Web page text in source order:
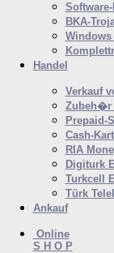
BKA-
Windows
Handel
Verkauf
Zubeh�r
Prepaid-
Cash-
RIA
Digiturk
Turkcell
Türk
Ankauf
Online
S H O P